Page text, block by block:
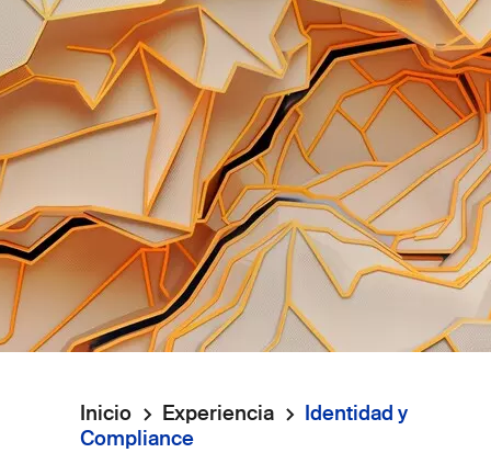
navigation
Ruta
Inicio Experiencia
Identidad y
Compliance